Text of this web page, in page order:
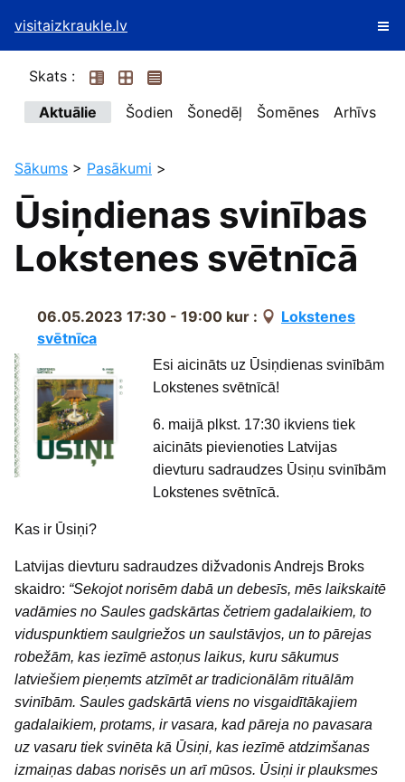
visitaizkraukle.lv
Skats :
Aktuālie
Šodien Šonedēļ Šomēnes Arhīvs
Sākums > Pasākumi >
Ūsiņdienas svinības
Lokstenes svētnīcā
06.05.2023 17:30 - 19:00 kur :
Lokstenes
svētnīca
Esi aicināts uz Ūsiņdienas svinībām
Lokstenes svētnīcā!
6. maijā plkst. 17:30 ikviens tiek
aicināts pievienoties Latvijas
dievturu sadraudzes Ūsiņu svinībām
Lokstenes svētnīcā.
Kas ir Ūsiņi?
Latvijas dievturu sadraudzes dižvadonis Andrejs Broks
skaidro: “Sekojot norisēm dabā un debesīs, mēs laikskaitē
vadāmies no Saules gadskārtas četriem gadalaikiem, to
viduspunktiem saulgriežos un saulstāvjos, un to pārejas
robežām, kas iezīmē astoņus laikus, kuru sākumus
latviešiem pieņemts atzīmēt ar tradicionālām rituālām
svinībām. Saules gadskārtā viens no visgaidītākajiem
gadalaikiem, protams, ir vasara, kad pāreja no pavasara
uz vasaru tiek svinēta kā Ūsiņi, kas iezīmē atdzimšanas
izmaiņas dabas norisēs un arī mūsos. Ūsiņi ir plauksmes